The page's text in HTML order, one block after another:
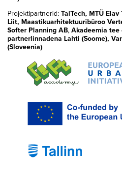
Projektipartnerid: TalTech, MTÜ
Liit, Maastikuarhitektuuribüroo
Softer Planning AB, Akadeemia tee
partnerlinnadena Lahti (Soome),
(Sloveenia)